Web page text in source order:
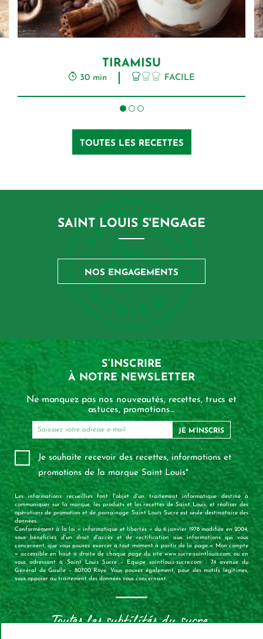
TIRAMISU
30 min FACILE
TOUTES LES RECETTES
SAINT LOUIS S'ENGAGE
NOS ENGAGEMENTS
S’INSCRIRE
À NOTRE NEWSLETTER
Ne manquez pas nos nouveautés, recettes, trucs et
astuces, promotions...
JE M’INSCRIS
Je souhaite recevoir des recettes, informations et
promotions de la marque Saint Louis*
Les informations recueillies font l'objet d'un traitement informatique destiné à
communiquer sur la marque, les produits et les recettes de Saint Louis, et réaliser des
opérations de promotion et de parrainage. Saint Louis Sucre est seule destinataire des
données.
Conformément à la loi « informatique et libertés » du 6 janvier 1978 modifiée en 2004,
vous bénéficiez d'un droit d'accès et de rectification aux informations qui vous
concernent, que vous pouvez exercer à tout moment à partir de la page « Mon compte
» accessible en haut à droite de chaque page du site www.sucre-saintlouis.com, ou en
vous adressant à Saint Louis Sucre – Equipe saintlouis-sucre.com - 74 avenue du
Général de Gaulle – 80700 Roye. Vous pouvez également, pour des motifs légitimes,
vous opposer au traitement des données vous concernant.